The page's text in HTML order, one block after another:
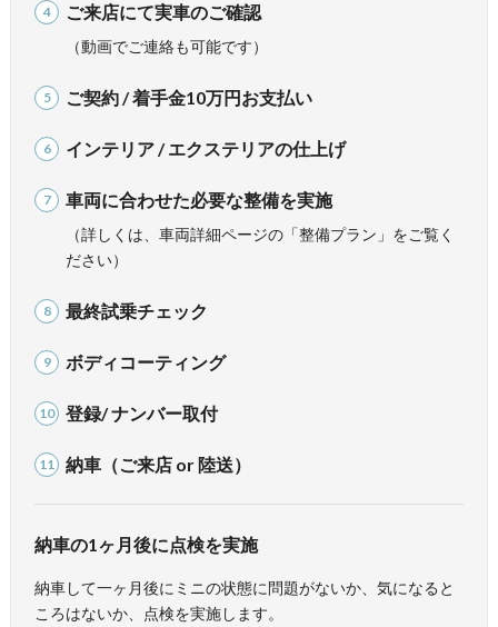
4 ご来店にて実車のご確認
（動画でご連絡も可能です）
5 ご契約 / 着手金10万円お支払い
6 インテリア / エクステリアの仕上げ
7 車両に合わせた必要な整備を実施
（詳しくは、車両詳細ページの「整備プラン」をご覧く
ださい）
8 最終試乗チェック
9 ボディコーティング
10 登録/ ナンバー取付
11 納車（ご来店 or 陸送）
納車の1ヶ月後に点検を実施
納車して一ヶ月後にミニの状態に問題がないか、気になると
ころはないか、点検を実施します。